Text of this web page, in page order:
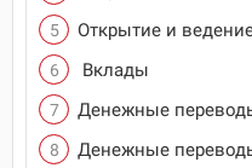
Открытие и
Вклады
Денежные
Денежные